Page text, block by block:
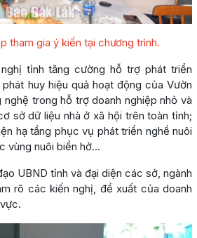
tham gia ý kiến tại chương trình.
tỉnh tăng cường hỗ trợ phát triển
huy hiệu quả hoạt động của Vườn
trong hỗ trợ doanh nghiệp nhỏ và
sở dữ liệu nhà ở xã hội trên toàn tỉnh;
hạ tầng phục vụ phát triển nghề nuôi
vùng nuôi biển hở…
UBND tỉnh và đại diện các sở, ngành
rõ các kiến nghị, đề xuất của doanh